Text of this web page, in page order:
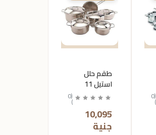
(
0
)
طقم حلل
استيل 11
قطعه من
كركوماز
(
0
)
10,095
جنية